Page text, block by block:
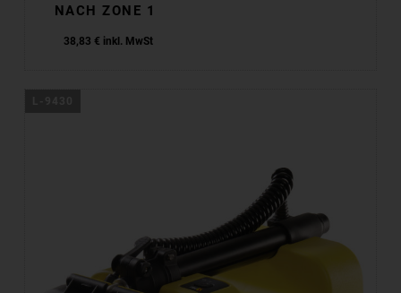
NACH ZONE 1
38,83 € inkl. MwSt